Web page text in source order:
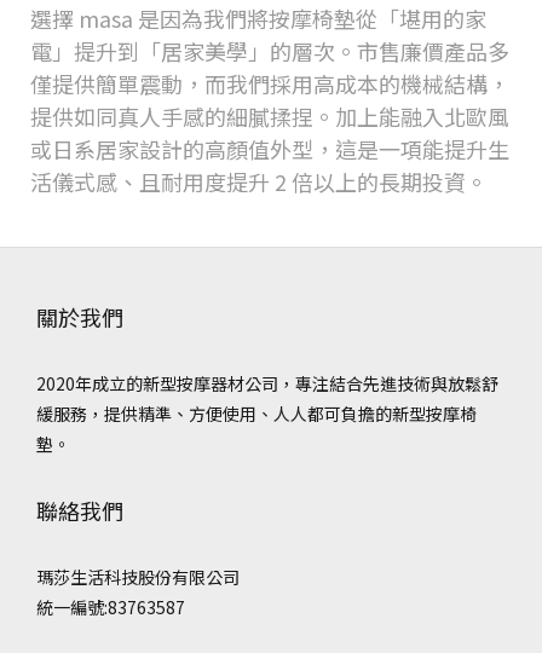
選擇 masa 是因為我們將按摩椅墊從「堪用的家
電」提升到「居家美學」的層次。市售廉價產品多
僅提供簡單震動，而我們採用高成本的機械結構，
提供如同真人手感的細膩揉捏。加上能融入北歐風
或日系居家設計的高顏值外型，這是一項能提升生
活儀式感、且耐用度提升 2 倍以上的長期投資。
關於我們
2020年成立的新型按摩器材公司，專注結合先進技術與放鬆舒
緩服務，提供精準、方便使用、人人都可負擔的新型按摩椅
墊。
聯絡我們
瑪莎生活科技股份有限公司
統一編號:83763587